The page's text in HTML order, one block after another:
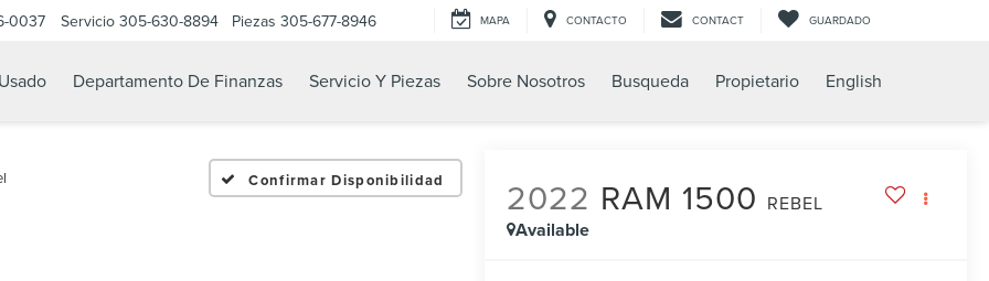
0037 Servicio 305-630-8894 Piezas 305-677-8946 MAPA CONTACTO CONTACT GUARDADO
Usado Departamento De Finanzas Servicio Y Piezas Sobre Nosotros Busqueda Propietario English
Confirmar Disponibilidad 2022 RAM 1500 REBEL
Available